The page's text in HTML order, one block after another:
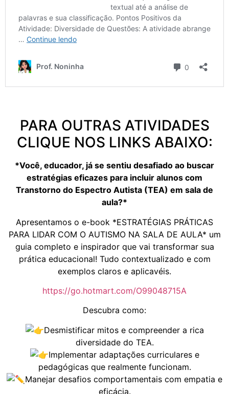
PARA OUTRAS ATIVIDADES
CLIQUE NOS LINKS ABAIXO:
*Você, educador, já se sentiu desafiado ao buscar
estratégias eficazes para incluir alunos com
Transtorno do Espectro Autista (TEA) em sala de
aula?*
Apresentamos o e-book *ESTRATÉGIAS PRÁTICAS
PARA LIDAR COM O AUTISMO NA SALA DE AULA* um
guia completo e inspirador que vai transformar sua
prática educacional! Tudo contextualizado e com
exemplos claros e aplicavéis.
https://go.hotmart.com/O99048715A
Descubra como:
Desmistificar mitos e compreender a rica
diversidade do TEA.
Implementar adaptações curriculares e
pedagógicas que realmente funcionam.
Manejar desafios comportamentais com empatia e
eficácia.